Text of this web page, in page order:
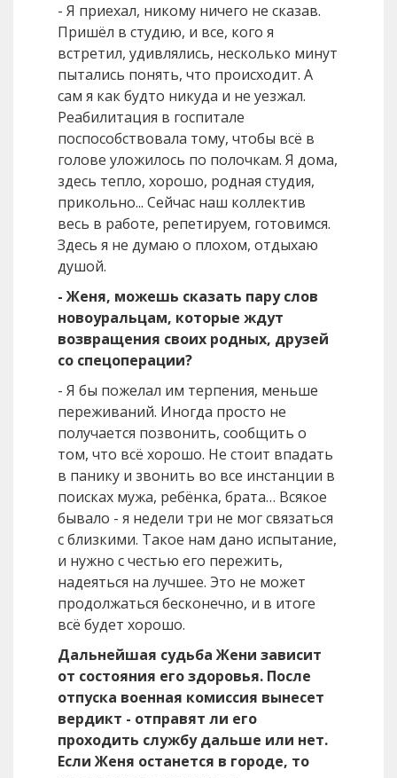
- Я приехал, никому ничего не сказав.
Пришёл в студию, и все, кого я
встретил, удивлялись, несколько минут
пытались понять, что происходит. А
сам я как будто никуда и не уезжал.
Реабилитация в госпитале
поспособствовала тому, чтобы всё в
голове уложилось по полочкам. Я дома,
здесь тепло, хорошо, родная студия,
прикольно... Сейчас наш коллектив
весь в работе, репетируем, готовимся.
Здесь я не думаю о плохом, отдыхаю
душой.
- Женя, можешь сказать пару слов
новоуральцам, которые ждут
возвращения своих родных, друзей
со спецоперации?
- Я бы пожелал им терпения, меньше
переживаний. Иногда просто не
получается позвонить, сообщить о
том, что всё хорошо. Не стоит впадать
в панику и звонить во все инстанции в
поисках мужа, ребёнка, брата… Всякое
бывало - я недели три не мог связаться
с близкими. Такое нам дано испытание,
и нужно с честью его пережить,
надеяться на лучшее. Это не может
продолжаться бесконечно, и в итоге
всё будет хорошо.
Дальнейшая судьба Жени зависит
от состояния его здоровья. После
отпуска военная комиссия вынесет
вердикт - отправят ли его
проходить службу дальше или нет.
Если Женя останется в городе, то